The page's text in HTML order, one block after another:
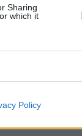
Sharing
which it
Policy
na